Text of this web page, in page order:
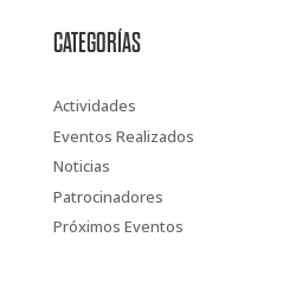
CATEGORÍAS
Actividades
Eventos Realizados
Noticias
Patrocinadores
Próximos Eventos